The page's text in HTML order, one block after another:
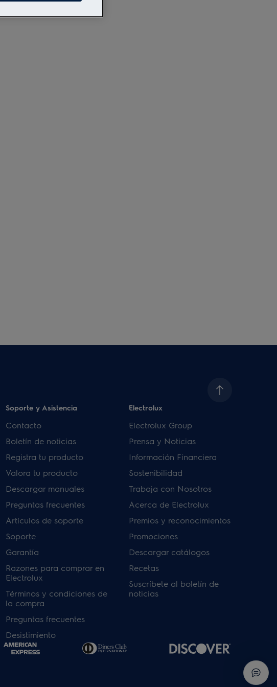
Soporte y Asistencia
Contacto
Boletín de noticias
Registra tu producto
Valora tu producto
Descargar manuales
Preguntas frecuentes
Artículos de soporte
Soporte
Garantía
Razones para comprar en
Electrolux
Términos y condiciones de
la compra
Preguntas frecuentes
Desistimiento
Electrolux
Electrolux Group
Prensa y Noticias
Información Financiera
Sostenibilidad
Trabaja con Nosotros
Acerca de Electrolux
Premios y reconocimientos
Promociones
Descargar catálogos
Recetas
Suscríbete al boletín de
noticias